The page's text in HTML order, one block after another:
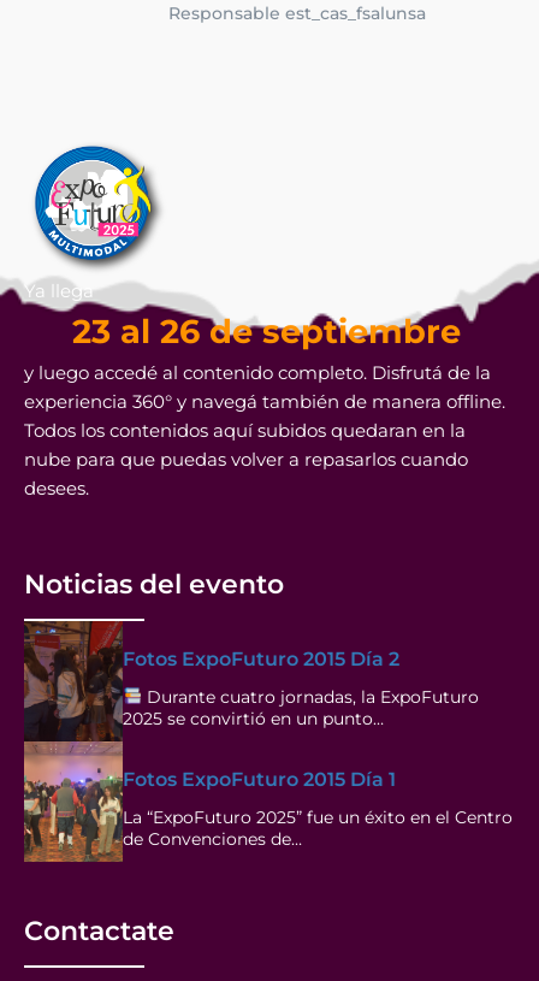
Responsable est_cas_fsalunsa
Ya llega
23 al 26 de septiembre
y luego accedé al contenido completo. Disfrutá de la
experiencia 360° y navegá también de manera offline.
Todos los contenidos aquí subidos quedaran en la
nube para que puedas volver a repasarlos cuando
desees.
Noticias del evento
Fotos ExpoFuturo 2015 Día 2
Durante cuatro jornadas, la ExpoFuturo
2025 se convirtió en un punto…
Fotos ExpoFuturo 2015 Día 1
La “ExpoFuturo 2025” fue un éxito en el Centro
de Convenciones de…
Contactate